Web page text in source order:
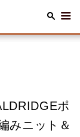
ポ
みニット＆